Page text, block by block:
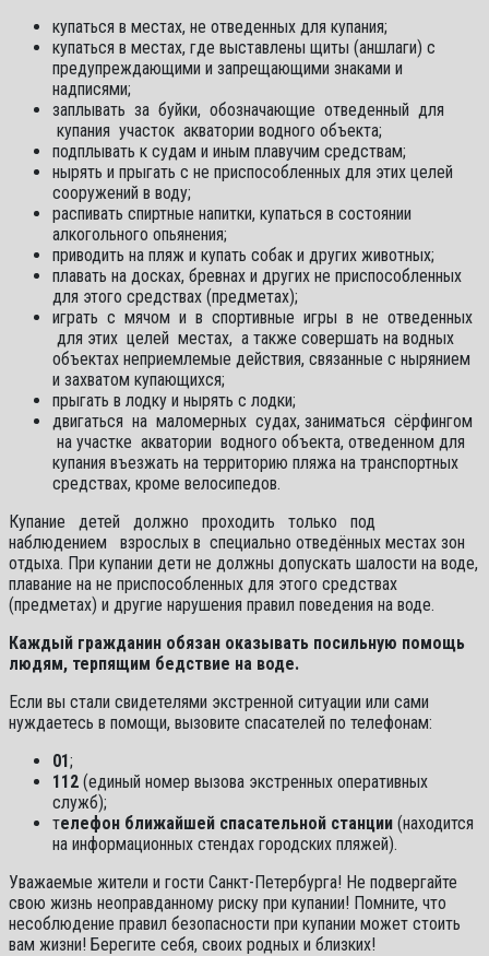
купаться в местах, не отведенных для купания;
купаться в местах, где выставлены щиты (аншлаги) с
предупреждающими и запрещающими знаками и
надписями;
заплывать за буйки, обозначающие отведенный для
купания участок акватории водного объекта;
подплывать к судам и иным плавучим средствам;
нырять и прыгать с не приспособленных для этих целей
сооружений в воду;
распивать спиртные напитки, купаться в состоянии
алкогольного опьянения;
приводить на пляж и купать собак и других животных;
плавать на досках, бревнах и других не приспособленных
для этого средствах (предметах);
играть с мячом и в спортивные игры в не отведенных
для этих целей местах, а также совершать на водных
объектах неприемлемые действия, связанные с нырянием
и захватом купающихся;
прыгать в лодку и нырять с лодки;
двигаться на маломерных судах, заниматься сёрфингом
на участке акватории водного объекта, отведенном для
купания въезжать на территорию пляжа на транспортных
средствах, кроме велосипедов.
Купание детей должно проходить только под
наблюдением взрослых в специально отведённых местах зон
отдыха. При купании дети не должны допускать шалости на воде,
плавание на не приспособленных для этого средствах
(предметах) и другие нарушения правил поведения на воде.
Каждый гражданин обязан оказывать посильную помощь
людям, терпящим бедствие на воде.
Если вы стали свидетелями экстренной ситуации или сами
нуждаетесь в помощи, вызовите спасателей по телефонам:
01;
112 (единый номер вызова экстренных оперативных
служб);
телефон ближайшей спасательной станции (находится
на информационных стендах городских пляжей).
Уважаемые жители и гости Санкт-Петербурга! Не подвергайте
свою жизнь неоправданному риску при купании! Помните, что
несоблюдение правил безопасности при купании может стоить
вам жизни! Берегите себя, своих родных и близких!